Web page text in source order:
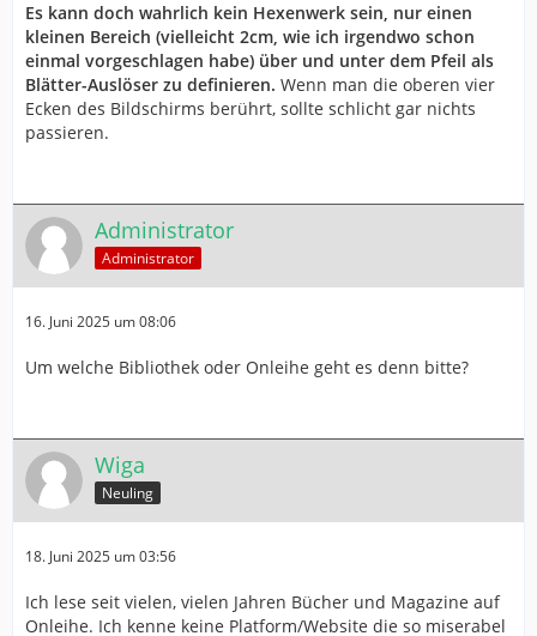
Es kann doch wahrlich kein Hexenwerk sein, nur einen
kleinen Bereich (vielleicht 2cm, wie ich irgendwo schon
einmal vorgeschlagen habe) über und unter dem Pfeil als
Blätter-Auslöser zu definieren. Wenn man die oberen vier
Ecken des Bildschirms berührt, sollte schlicht gar nichts
passieren.
Administrator
Administrator
16. Juni 2025 um 08:06
Um welche Bibliothek oder Onleihe geht es denn bitte?
Wiga
Neuling
18. Juni 2025 um 03:56
Ich lese seit vielen, vielen Jahren Bücher und Magazine auf
Onleihe. Ich kenne keine Platform/Website die so miserabel